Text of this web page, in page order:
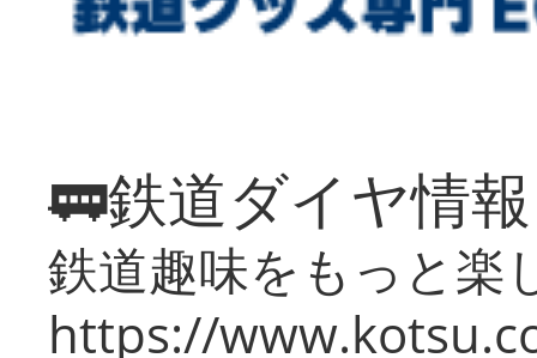
🚃鉄道ダイヤ情
鉄道趣味をもっと楽
https://